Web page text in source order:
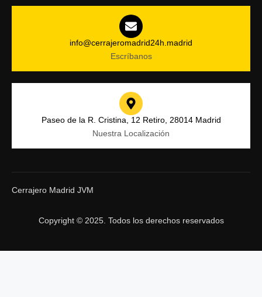
info@cerrajeromadrid24h.madrid
Escríbanos
Paseo de la R. Cristina, 12 Retiro, 28014 Madrid
Nuestra Localización
Cerrajero Madrid JVM
Copyright © 2025. Todos los derechos reservados